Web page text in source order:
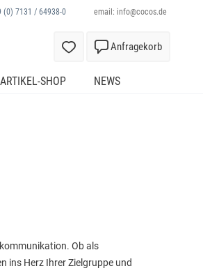
email: info@cocos.de
(0) 7131 / 64938-0
Anfragekorb
SHOP NEWS
Ob als
ins Herz Ihrer Zielgruppe und